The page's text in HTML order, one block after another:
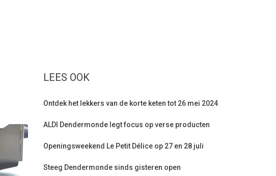
LEES OOK
Ontdek het lekkers van de korte keten tot 26 mei 2024
ALDI Dendermonde legt focus op verse producten
Openingsweekend Le Petit Délice op 27 en 28 juli
Steeg Dendermonde sinds gisteren open